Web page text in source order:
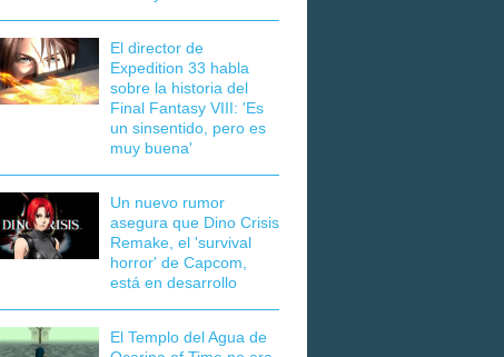
El director de
Expedition 33 habla
sobre la historia del
Final Fantasy VIII: 'Es
un sinsentido, pero es
muy buena'
Un nuevo rumor
asegura que Dino Crisis
Remake, el 'survival
horror' de Capcom,
está en desarrollo
El Templo del Agua de